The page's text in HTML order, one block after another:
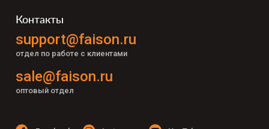
Контакты
support@faison.ru
отдел по работе с клиентами
sale@faison.ru
оптовый отдел